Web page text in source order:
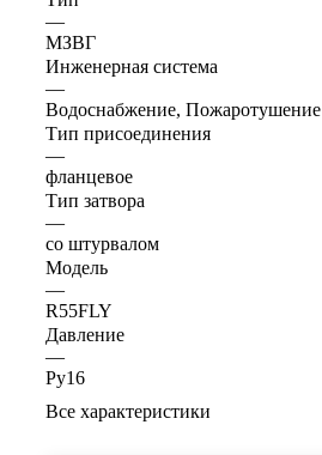
—
МЗВГ
Инженерная система
—
Водоснабжение, Пожаротушение
Тип присоединения
—
фланцевое
Тип затвора
—
со штурвалом
Модель
—
R55FLY
Давление
—
Ру16
Все характеристики